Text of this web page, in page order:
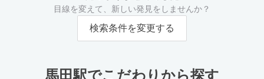
目線を変えて、新しい発見をしませんか？
検索条件を変更する
馬田駅でこだわりから探す